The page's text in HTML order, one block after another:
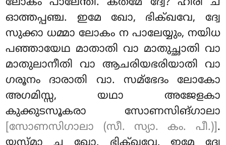
ഓത്തപ്പഞ്ച. ഇമേ ഖോ, ഭിക്ഖവേ, ദ്വേ
സുക്കാ ധമ്മാ ലോകം ന പാലേയ്യും, നയിധ
പഞ്ഞായേഥ മാതാതി വാ മാതുച്ഛാതി വാ
മാതുലാനീതി വാ ആചരിയഭരിയാതി വാ
ഗരൂനം ദാരാതി വാ. സമ്ഭേദം ലോകോ
അഗമിസ്സ, യഥാ അജേളകാ
കുക്കുടസൂകരാ സോണസിങ്ഗാലാ
[സോണസിഗാലാ (സീ. സ്യാ. കം. പീ.)] .